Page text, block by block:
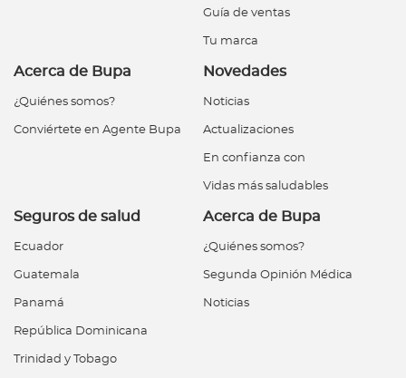
Guía de ventas
Tu marca
Acerca de Bupa
¿Quiénes somos?
Conviértete en Agente Bupa
Novedades
Noticias
Actualizaciones
En confianza con
Vidas más saludables
Seguros de salud
Ecuador
Guatemala
Panamá
República Dominicana
Trinidad y Tobago
Acerca de Bupa
¿Quiénes somos?
Segunda Opinión Médica
Noticias